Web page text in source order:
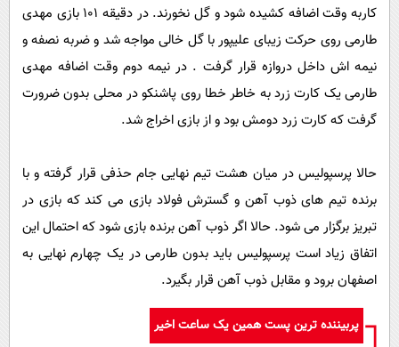
کاربه وقت اضافه کشیده شود و گل نخورند. در دقیقه 101 بازی مهدی
طارمی روی حرکت زیبای علیپور با گل خالی مواجه شد و ضربه نصفه و
نیمه اش داخل دروازه قرار گرفت . در نیمه دوم وقت اضافه مهدی
طارمی یک کارت زرد به خاطر خطا روی پاشنکو در محلی بدون ضرورت
گرفت که کارت زرد دومش بود و از بازی اخراج شد.
حالا پرسپولیس در میان هشت تیم نهایی جام حذفی قرار گرفته و با
برنده تیم های ذوب آهن و گسترش فولاد بازی می کند که بازی در
تبریز برگزار می شود. حالا اگر ذوب آهن برنده بازی شود که احتمال این
اتفاق زیاد است پرسپولیس باید بدون طارمی در یک چهارم نهایی به
اصفهان برود و مقابل ذوب آهن قرار بگیرد.
پربیننده ترین پست همین یک ساعت اخیر